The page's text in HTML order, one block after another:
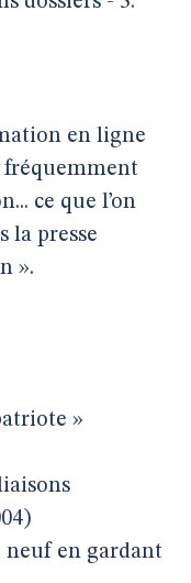
en ligne
fréquemment
ce que l’on
la presse
».
»
neuf en gardant